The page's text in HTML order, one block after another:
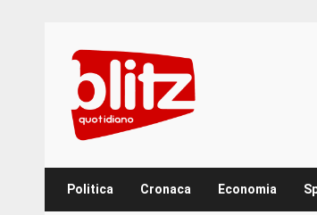
content
Politica Cronaca Economia